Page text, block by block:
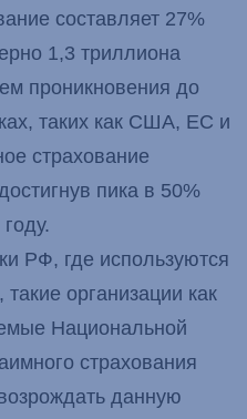
составляет 27%
1,3 триллиона
проникновения до
таких как США, ЕС и
страхование
пика в 50%
РФ, где используются
организации как
Национальной
страхования
данную